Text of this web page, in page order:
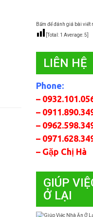
Bấm để đánh giá bài viết
[Total: 1 Average:5
LIÊN HỆ
Phone:
–
–
–
–
– Gặp Chị Hà
GIÚP
Ở LẠI